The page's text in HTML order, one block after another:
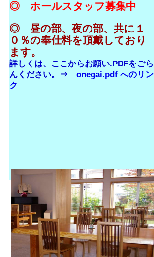
◎ ホールスタッフ募集中
◎ 昼の部、夜の部、共に１
０％の奉仕料を頂戴しており
ます。
詳しくは、ここからお願い.PDFをごら
んください。⇒ onegai.pdf へのリン
ク